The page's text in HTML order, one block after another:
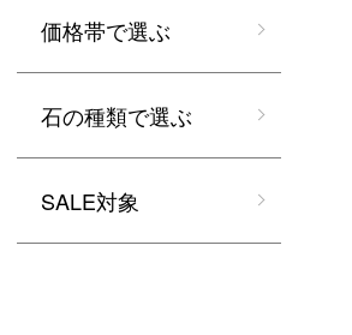
価格帯で選ぶ
石の種類で選ぶ
SALE対象